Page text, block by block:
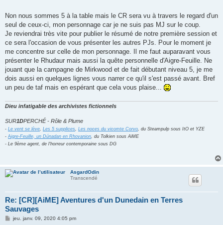
Non nous sommes 5 à la table mais le CR sera vu à travers le regard d'un
seul de ceux-ci, mon personnage car je ne suis pas MJ sur le coup.
Je reviendrai très vite pour publier le résumé de notre première session et
ce sera l'occasion de vous présenter les autres PJs. Pour le moment je
me concentre sur celle de mon personnage. Il me faut auparavant vous
présenter le Rhudaur mais aussi la quête personnelle d'Aigre-Feuille. Ne
jouant que la campagne de Mirkwood et de fait débutant niveau 5, je me
dois aussi en quelques lignes vous narrer ce qu'il s'est passé avant. Bref
un peu de taf mais en espérant que cela vous plaise...
Dieu infatigable des archivistes fictionnels
SUR1DPERCHÉ - Rôle & Plume
- Le vent se lève Les 5 supplices Les noces du vicomte Corvo , du Steampulp sous ItO et YZE
- Aigre-Feuille, un Dúnadan en Rhovanion , du Tolkien sous AiME
- Le 9ème agent, de l'horreur contemporaine sous DG
AsgardOdin
Transcendé
Re: [CR][AiME] Aventures d'un Dunedain en Terres
Sauvages
Mjeu. janv. 09, 2020 4:05 pm